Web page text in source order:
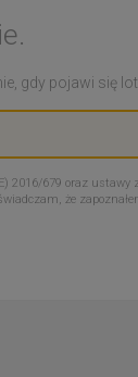
gdy pojawi się
2016/679 oraz ustawy
że